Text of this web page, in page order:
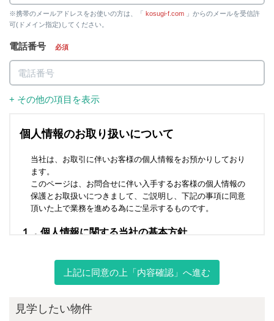
※携帯のメールアドレスをお使いの方は、「 kosugi-f.com 」からのメールを受信許
可(ドメイン指定)してください。
電話番号 必須
+ その他の項目を表示
上記に同意の上「内容確認」へ進む
見学したい物件